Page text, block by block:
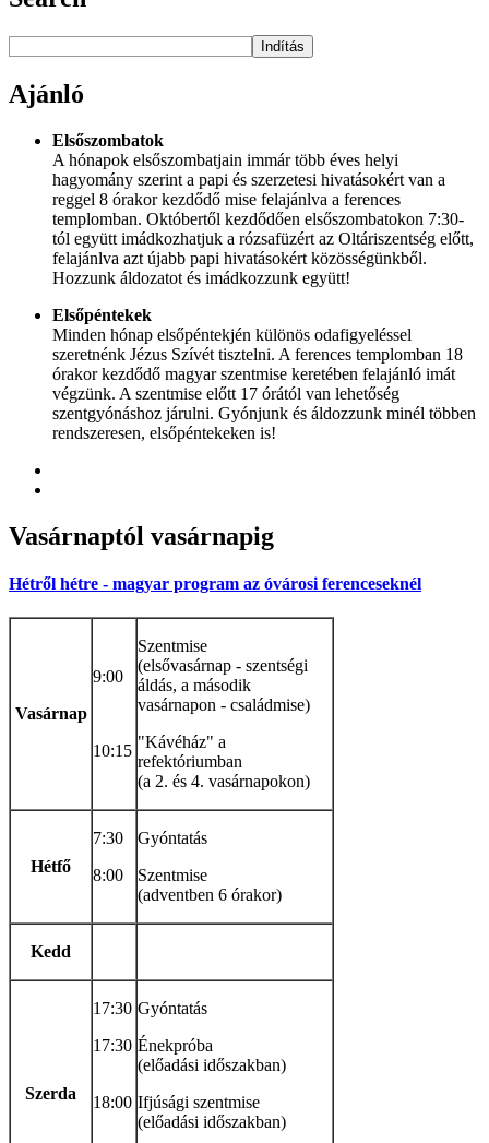
Indítás
Ajánló
Elsőszombatok
A hónapok elsőszombatjain immár több éves helyi
hagyomány szerint a papi és szerzetesi hivatásokért van a
reggel 8 órakor kezdődő mise felajánlva a ferences
templomban. Októbertől kezdődően elsőszombatokon 7:30-
tól együtt imádkozhatjuk a rózsafüzért az Oltáriszentség előtt,
felajánlva azt újabb papi hivatásokért közösségünkből.
Hozzunk áldozatot és imádkozzunk együtt!
Elsőpéntekek
Minden hónap elsőpéntekjén különös odafigyeléssel
szeretnénk Jézus Szívét tisztelni. A ferences templomban 18
órakor kezdődő magyar szentmise keretében felajánló imát
végzünk. A szentmise előtt 17 órától van lehetőség
szentgyónáshoz járulni. Gyónjunk és áldozzunk minél többen
rendszeresen, elsőpéntekeken is!
Vasárnaptól vasárnapig
Hétről hétre - magyar program az óvárosi ferenceseknél
Vasárnap
9:00
10:15
Szentmise
(elsővasárnap - szentségi
áldás, a második
vasárnapon - családmise)
"Kávéház" a
refektóriumban
(a 2. és 4. vasárnapokon)
Hétfő
7:30
8:00
Gyóntatás
Szentmise
(adventben 6 órakor)
Kedd
Szerda
17:30
17:30
18:00
Gyóntatás
Énekpróba
(előadási időszakban)
Ifjúsági szentmise
(előadási időszakban)